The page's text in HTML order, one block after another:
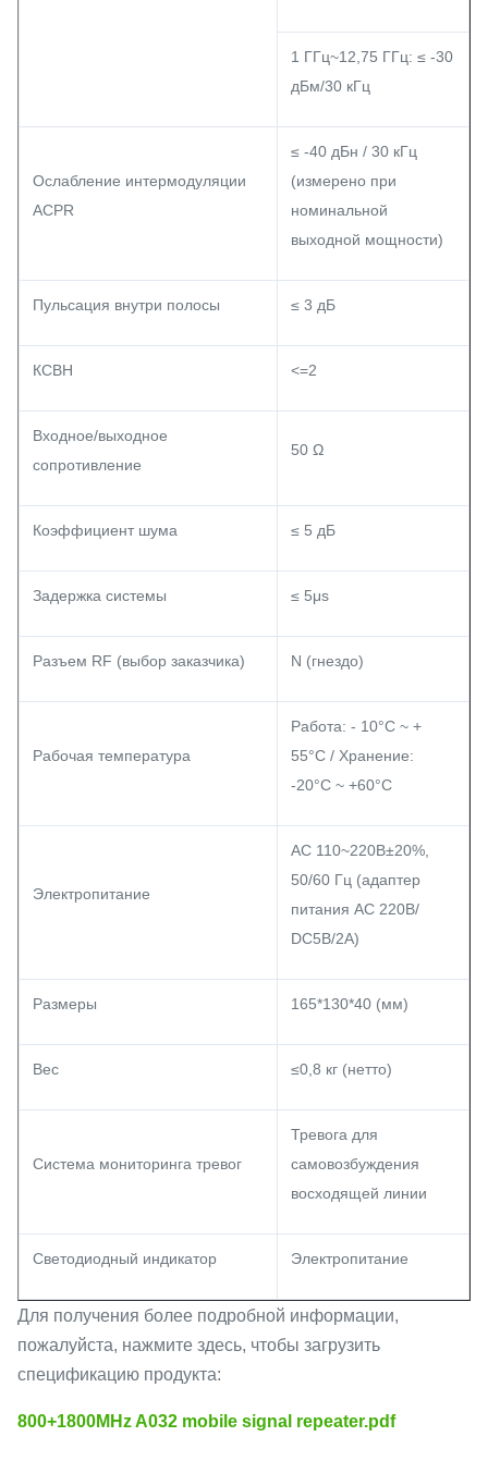
1 ГГц~12,75 ГГц: ≤ -30
дБм/30 кГц
Ослабление интермодуляции
ACPR
≤ -40 дБн / 30 кГц
(измерено при
номинальной
выходной мощности)
Пульсация внутри полосы ≤ 3 дБ
КСВН <=2
Входное/выходное
сопротивление
50 Ω
Коэффициент шума ≤ 5 дБ
Задержка системы ≤ 5μs
Разъем RF (выбор заказчика) N (гнездо)
Рабочая температура
Работа: - 10°C ~ +
55°C / Хранение:
-20°C ~ +60°C
Электропитание
AC 110~220В±20%,
50/60 Гц (адаптер
питания AC 220В/
DC5В/2A)
Размеры 165*130*40 (мм)
Вес ≤0,8 кг (нетто)
Система мониторинга тревог
Тревога для
самовозбуждения
восходящей линии
Светодиодный индикатор Электропитание
Для получения более подробной информации,
пожалуйста, нажмите здесь, чтобы загрузить
спецификацию продукта:
800+1800MHz A032 mobile signal repeater.pdf